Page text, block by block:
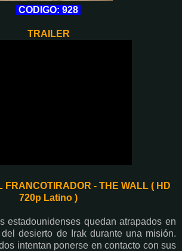
CODIGO: 928
TRAILER
FRANCOTIRADOR - THE WALL ( HD
720p Latino )
estadounidenses quedan atrapados en
desierto de Irak durante una misión.
intentan ponerse en contacto con sus